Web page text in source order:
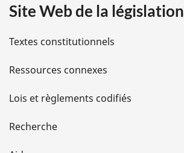
i
l
s
d
e
l
Site Web de la législation
Textes constitutionnels
Ressources connexes
Lois et règlements codifiés
Recherche